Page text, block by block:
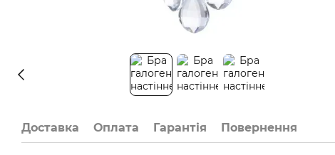
Доставка Оплата Гарантія Повернення